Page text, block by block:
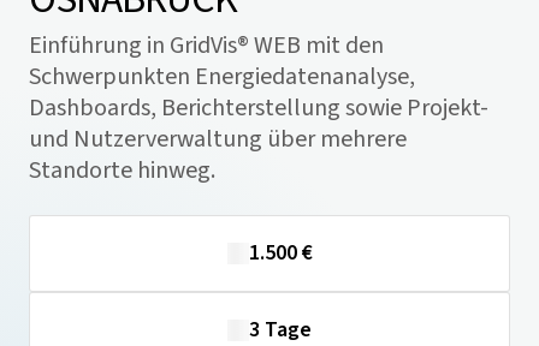
Einführung in GridVis® WEB mit den
Schwerpunkten Energiedatenanalyse,
Dashboards, Berichterstellung sowie Projekt-
und Nutzerverwaltung über mehrere
Standorte hinweg.
1.500 €
3 Tage